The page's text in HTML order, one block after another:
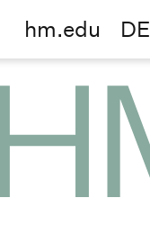
hm.edu DE